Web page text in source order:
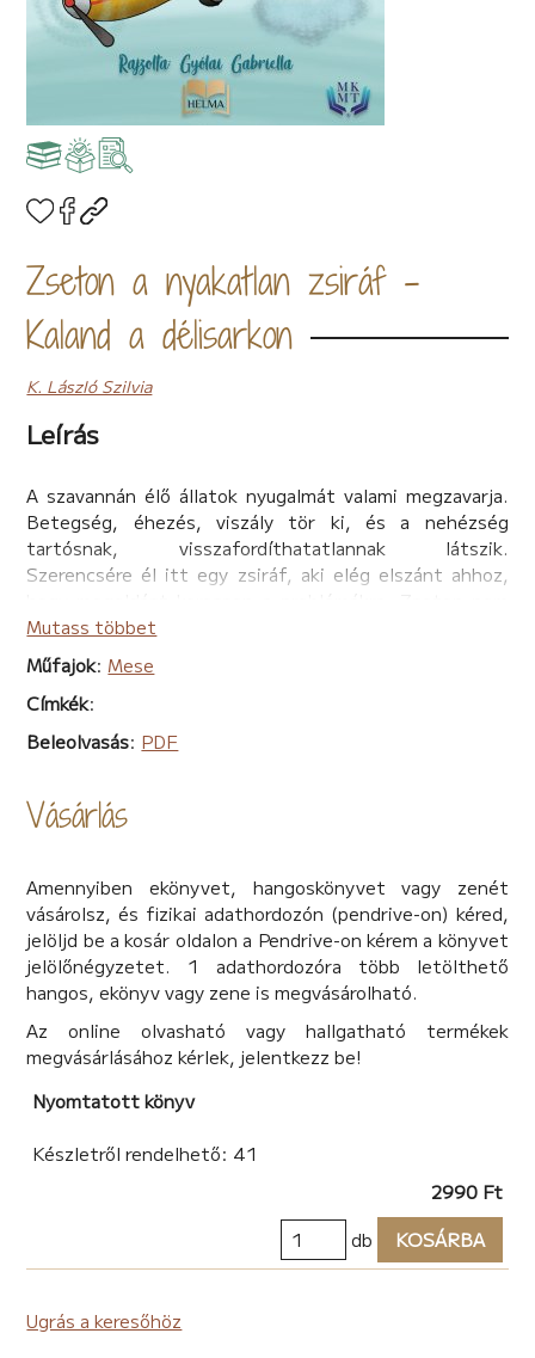
Zseton a nyakatlan zsiráf -
Kaland a délisarkon
K. László Szilvia
Leírás
A szavannán élő állatok nyugalmát valami megzavarja.
Betegség, éhezés, viszály tör ki, és a nehézség
tartósnak, visszafordíthatatlannak látszik.
Szerencsére él itt egy zsiráf, aki elég elszánt ahhoz,
átlagos zsiráf, hiszen rövid nyakkal született. Vajon
élhet teljes életet ilyen adottságokkal? Mi kell ahhoz,
hogy valakiből hős legyen, és különben is, mit keres egy
zsiráf a Déli-sarkon? Aki elolvassa a fordulatos
mesekönyvet, választ kap ezekre a kérdésekre, és sok
mindent megtud a barátság, szeretet és elfogadás
Színes illusztrált mesekönyv.
Mutass többet
Műfajok: Mese
Címkék:
Beleolvasás: PDF
Vásárlás
Amennyiben ekönyvet, hangoskönyvet vagy zenét
vásárolsz, és fizikai adathordozón (pendrive-on) kéred,
jelöljd be a kosár oldalon a Pendrive-on kérem a könyvet
jelölőnégyzetet. 1 adathordozóra több letölthető
hangos, ekönyv vagy zene is megvásárolható.
Az online olvasható vagy hallgatható termékek
megvásárlásához kérlek, jelentkezz be!
Nyomtatott könyv
Készletről rendelhető: 41
2990 Ft
db
KOSÁRBA
Ugrás a keresőhöz